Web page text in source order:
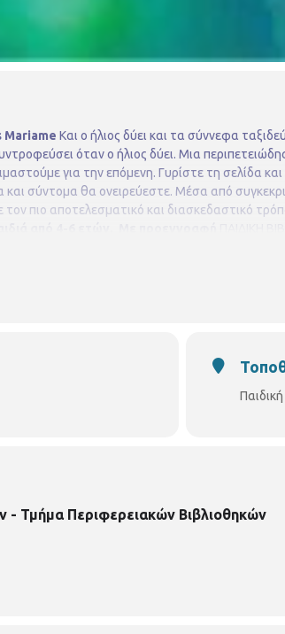
Mariame Και ο ήλιος δύει και τα σύννεφα
όταν ο ήλιος δύει. Μια
για την επόμενη. Γυρίστε τη σελίδα
σύντομα θα ονειρεύεστε. Mέσα από
πιο αποτελεσματικό και διασκεδαστικό
- Τμήμα Περιφερειακών Βιβλιοθηκών